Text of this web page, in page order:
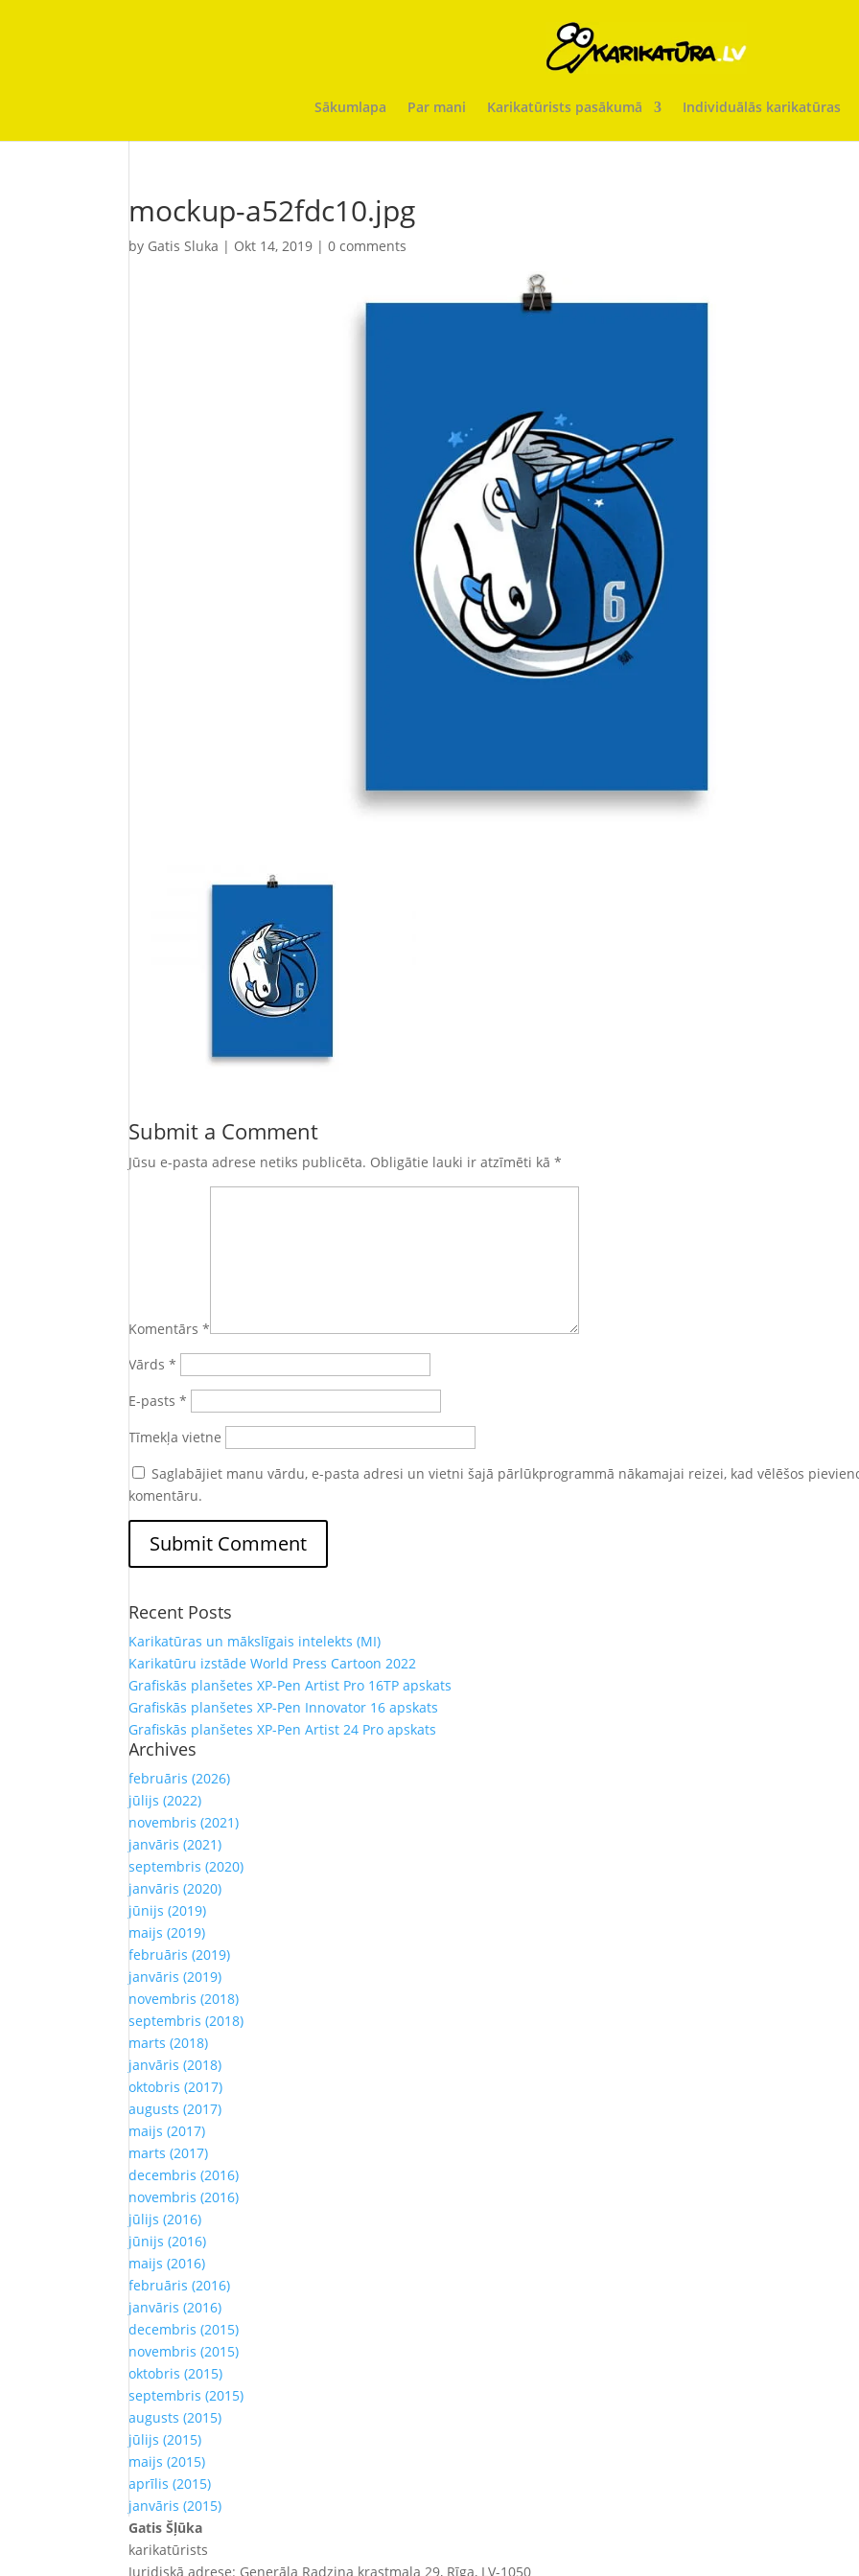
Sākumlapa Par mani Karikatūrists pasākumā Individuālās karikatūras
mockup-a52fdc10.jpg
by Gatis Sluka | Okt 14, 2019 |0 comments
Submit a Comment
Jūsu e-pasta adrese netiks publicēta. Obligātie lauki ir atzīmēti kā*
Komentārs*
Vārds*
E-pasts*
Tīmekļa vietne
Saglabājiet manu vārdu, e-pasta adresi un vietni šajā pārlūkprogrammā nākamajai reizei, kad vēlēšos
komentāru.
Recent Posts
Karikatūras un mākslīgais intelekts (MI)
Karikatūru izstāde World Press Cartoon 2022
Grafiskās planšetes XP-Pen Artist Pro 16TP apskats
Grafiskās planšetes XP-Pen Innovator 16 apskats
Grafiskās planšetes XP-Pen Artist 24 Pro apskats
Archives
februāris (2026)
jūlijs (2022)
novembris (2021)
janvāris (2021)
septembris (2020)
janvāris (2020)
jūnijs (2019)
maijs (2019)
februāris (2019)
janvāris (2019)
novembris (2018)
septembris (2018)
marts (2018)
janvāris (2018)
oktobris (2017)
augusts (2017)
maijs (2017)
marts (2017)
decembris (2016)
novembris (2016)
jūlijs (2016)
jūnijs (2016)
maijs (2016)
februāris (2016)
janvāris (2016)
decembris (2015)
novembris (2015)
oktobris (2015)
septembris (2015)
augusts (2015)
jūlijs (2015)
maijs (2015)
aprīlis (2015)
janvāris (2015)
Gatis Šļūka
karikatūrists
Juridiskā adrese: Ģenerāļa Radziņa krastmala 29, Rīga, LV-1050